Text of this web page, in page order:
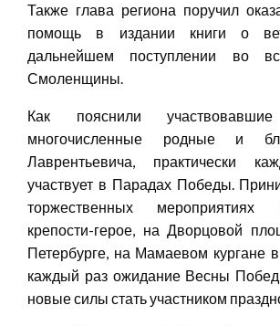
Также глава региона поручил
помощь в издании книги о
дальнейшем поступлении во
Смоленщины.
Как пояснили
многочисленные родные и
Лаврентьевича, практически
участвует в Парадах Победы.
торжественных мероприятиях
крепости-герое, на Дворцовой
Петербурге, на Мамаевом кургане
каждый раз ожидание Весны
новые силы стать участником